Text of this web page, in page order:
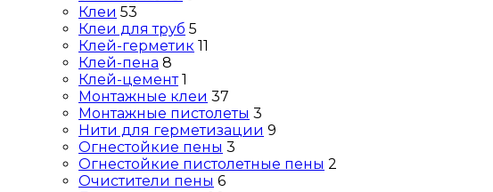
Клеи 53
Клеи для труб 5
Клей-герметик 11
Клей-пена 8
Клей-цемент 1
Монтажные клеи 37
Монтажные пистолеты 3
Нити для герметизации 9
Огнестойкие пены 3
Огнестойкие пистолетные пены 2
Очистители пены 6